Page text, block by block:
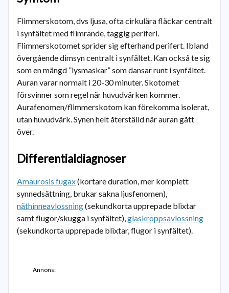
Flimmerskotom, dvs ljusa, ofta cirkulära fläckar centralt
i synfältet med flimrande, taggig periferi.
Flimmerskotomet sprider sig efterhand perifert. Ibland
övergående dimsyn centralt i synfältet. Kan också te sig
som en mängd ”lysmaskar” som dansar runt i synfältet.
Auran varar normalt i 20-30 minuter. Skotomet
försvinner som regel när huvudvärken kommer.
Aurafenomen/flimmerskotom kan förekomma isolerat,
utan huvudvärk. Synen helt återställd när auran gått
över.
Differentialdiagnoser
Amaurosis fugax(kortare duration, mer komplett
synnedsättning, brukar sakna ljusfenomen),
näthinneavlossning(sekundkorta upprepade blixtar
samt flugor/skugga i synfältet),glaskroppsavlossning
(sekundkorta upprepade blixtar, flugor i synfältet).
Annons: